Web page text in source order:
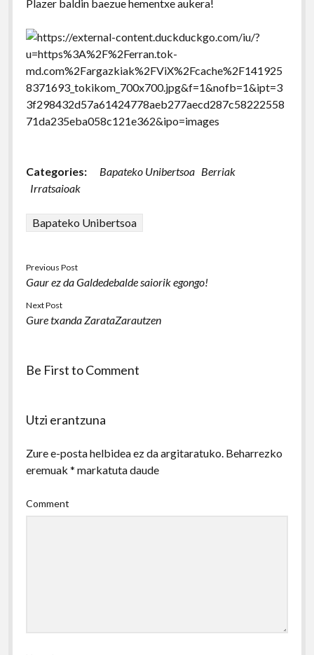
Plazer baldin baezue hementxe aukera!
Categories: Bapateko Unibertsoa Berriak
Irratsaioak
Bapateko Unibertsoa
Previous Post
Gaur ez da Galdedebalde saiorik egongo!
Next Post
Gure txanda ZarataZarautzen
Be First to Comment
Utzi erantzuna
Zure e-posta helbidea ez da argitaratuko. Beharrezko
eremuak * markatuta daude
Comment